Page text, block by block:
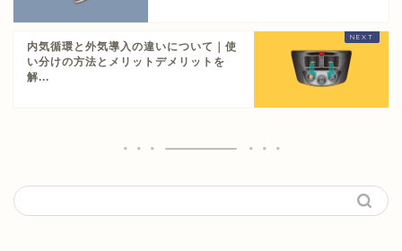
内気循環と外気導入の違いについて｜使
い分けの方法とメリットデメリットを
解...